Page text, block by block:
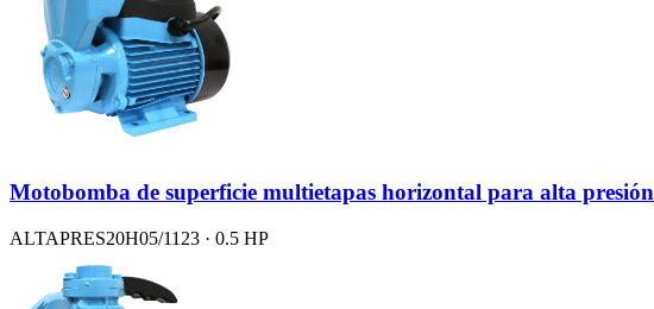
Motobomba de superficie multietapas horizontal para alta presión
ALTAPRES20H05/1123 · 0.5 HP